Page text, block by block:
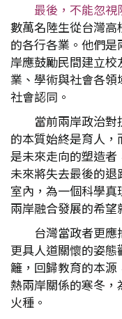
最後，不能忽視
數萬名陸生從台灣
的各行各業。他們
岸應鼓勵民間建立
業、學術與社會各
社會認同。
當前兩岸政治
的本質始終是育人
是未來走向的塑造
未來將失去最後的
室內，為一個科學真
兩岸融合發展的希望
台灣當政者更應
更具人道關懷的姿
籬，回歸教育的本
熱兩岸關係的寒冬
火種。